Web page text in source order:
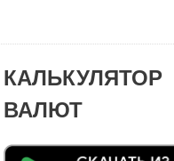
КАЛЬКУЛЯТОР
ВАЛЮТ